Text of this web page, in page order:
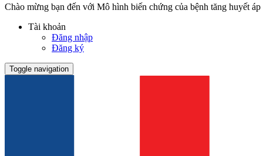
Chào mừng bạn đến với Mô hình biến chứng của bệnh tăng huyết áp
Tài khoản
Đăng nhập
Đăng ký
Toggle navigation